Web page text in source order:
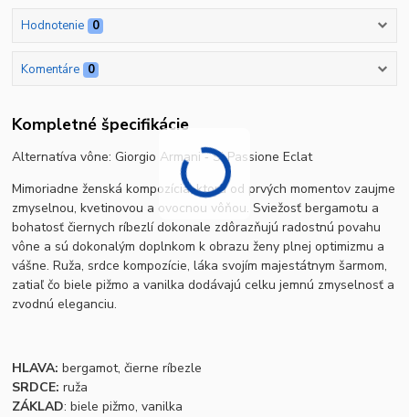
Hodnotenie 0
Komentáre 0
Kompletné špecifikácie
Alternatíva vône: Giorgio Armani ‐ Si Passione Eclat
Mimoriadne ženská kompozícia, ktorá od prvých momentov zaujme
zmyselnou, kvetinovou a ovocnou vôňou. Sviežosť bergamotu a
bohatosť čiernych ríbezlí dokonale zdôrazňujú radostnú povahu
vône a sú dokonalým doplnkom k obrazu ženy plnej optimizmu a
vášne. Ruža, srdce kompozície, láka svojím majestátnym šarmom,
zatiaľ čo biele pižmo a vanilka dodávajú celku jemnú zmyselnosť a
zvodnú eleganciu.
HLAVA:bergamot, čierne ríbezle
SRDCE:ruža
ZÁKLAD: biele pižmo, vanilka